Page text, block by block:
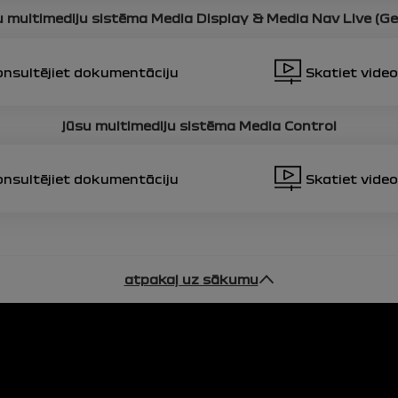
multimediju sistēma Media Display & Media Nav Live
dokumentāciju Skatiet video
jūsu multimediju sistēma Media Control
dokumentāciju Skatiet video
atpakaļ uz sākumu